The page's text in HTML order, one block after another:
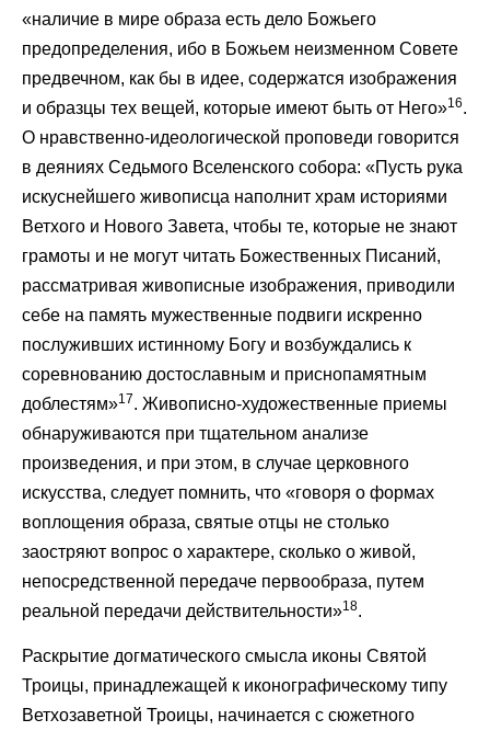
«наличие в мире образа есть дело Божьего
предопределения, ибо в Божьем неизменном Совете
предвечном, как бы в идее, содержатся изображения
и образцы тех вещей, которые имеют быть от Него»16.
О нравственно-идеологической проповеди говорится
в деяниях Седьмого Вселенского собора: «Пусть рука
искуснейшего живописца наполнит храм историями
Ветхого и Нового Завета, чтобы те, которые не знают
грамоты и не могут читать Божественных Писаний,
рассматривая живописные изображения, приводили
себе на память мужественные подвиги искренно
послуживших истинному Богу и возбуждались к
соревнованию достославным и приснопамятным
доблестям»17. Живописно-художественные приемы
обнаруживаются при тщательном анализе
произведения, и при этом, в случае церковного
искусства, следует помнить, что «говоря о формах
воплощения образа, святые отцы не столько
заостряют вопрос о характере, сколько о живой,
непосредственной передаче первообраза, путем
реальной передачи действительности»18.
Раскрытие догматического смысла иконы Святой
Троицы, принадлежащей к иконографическому типу
Ветхозаветной Троицы, начинается с сюжетного